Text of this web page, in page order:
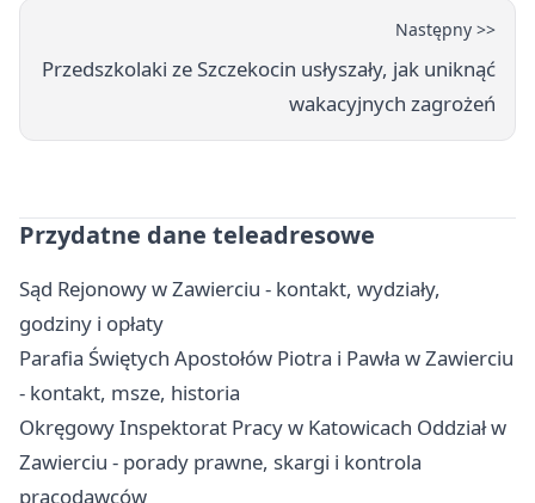
Następny >>
Przedszkolaki ze Szczekocin usłyszały, jak uniknąć
wakacyjnych zagrożeń
Przydatne dane teleadresowe
Sąd Rejonowy w Zawierciu - kontakt, wydziały,
godziny i opłaty
Parafia Świętych Apostołów Piotra i Pawła w Zawierciu
- kontakt, msze, historia
Okręgowy Inspektorat Pracy w Katowicach Oddział w
Zawierciu - porady prawne, skargi i kontrola
pracodawców